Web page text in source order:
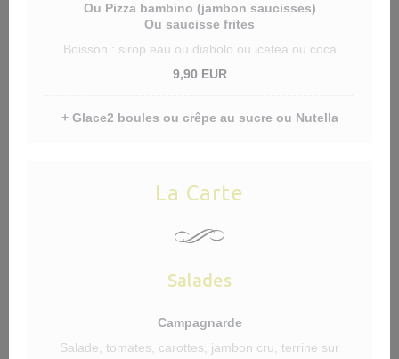
Ou Pizza bambino (jambon saucisses)
Ou saucisse frites
Boisson : sirop eau ou diabolo ou icetea ou coca
9,90 EUR
+ Glace2 boules ou crêpe au sucre ou Nutella
La Carte
Salades
Campagnarde
Salade, tomates, carottes, jambon cru, terrine sur